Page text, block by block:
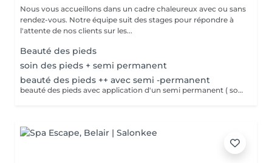
Nous vous accueillons dans un cadre chaleureux avec ou sans
rendez-vous. Notre équipe suit des stages pour répondre à
l'attente de nos clients sur les...
Beauté des pieds
soin des pieds + semi permanent
beauté des pieds ++ avec semi -permanent
beauté des pieds avec application d'un semi permanent ( soin complet pieds)